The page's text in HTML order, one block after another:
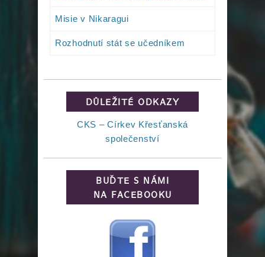
Misie v Nikaragui
Rozhodnutí stát se učedníkem
DŮLEŽITÉ ODKAZY
CKS – Církev Křesťanská
společenství
BUĎTE S NÁMI
NA FACEBOOKU